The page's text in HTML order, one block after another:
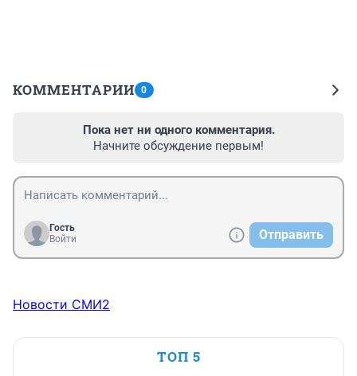
КОММЕНТАРИИ 0
Пока нет ни одного комментария.
Начните обсуждение первым!
Гость
Войти
Отправить
Новости СМИ2
ТОП 5